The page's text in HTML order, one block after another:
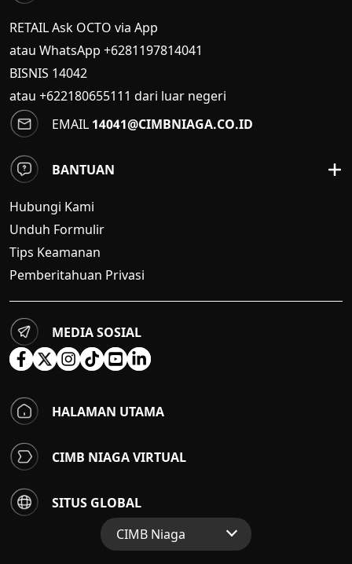
RETAIL Ask OCTO via App
atau WhatsApp +6281197814041
BISNIS 14042
atau +622180655111 dari luar negeri
EMAIL 14041@CIMBNIAGA.CO.ID
BANTUAN
Hubungi Kami
Unduh Formulir
Tips Keamanan
Pemberitahuan Privasi
MEDIA SOSIAL
HALAMAN UTAMA
CIMB NIAGA VIRTUAL
SITUS GLOBAL
CIMB Niaga